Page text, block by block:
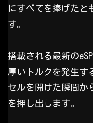
にすべてを捧げたと
す。
搭載される最新の
厚いトルクを発生す
セルを開けた瞬間か
を押し出します。